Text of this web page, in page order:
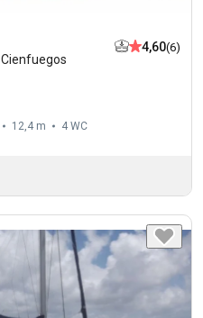
Cienfuegos
4,60(6)
12,4 m 4 WC